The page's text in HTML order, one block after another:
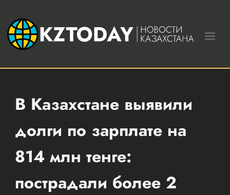
В Казахстане выявили
долги по зарплате на
814 млн тенге:
пострадали более 2